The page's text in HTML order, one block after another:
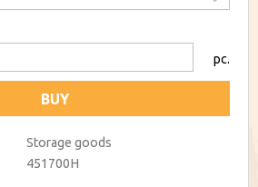
pc.
BUY
Storage goods
451700H